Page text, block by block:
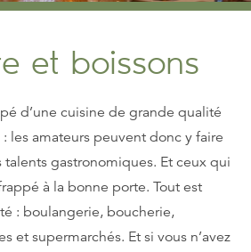
et boissons
d’une cuisine de grande qualité
les amateurs peuvent donc y faire
gastronomiques. Et ceux qui
à la bonne porte. Tout est
: boulangerie, boucherie,
et supermarchés. Et si vous n’avez